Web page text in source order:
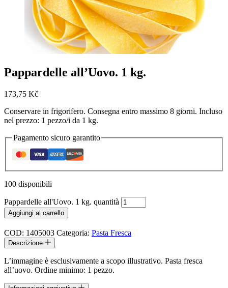
Pappardelle all’Uovo. 1 kg.
173,75 Kč
Conservare in frigorifero. Consegna entro massimo 8 giorni. Incluso
nel prezzo: 1 pezzo/i da 1 kg.
Pagamento sicuro garantito
100 disponibili
Pappardelle all'Uovo. 1 kg. quantità
Aggiungi al carrello
COD: 1405003 Categoria: Pasta Fresca
Descrizione
L’immagine è esclusivamente a scopo illustrativo. Pasta fresca
all’uovo. Ordine minimo: 1 pezzo.